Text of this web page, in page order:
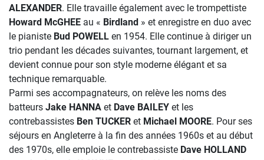
ALEXANDER. Elle travaille également avec le trompettiste
Howard McGHEE au « Birdland » et enregistre en duo avec
le pianiste Bud POWELL en 1954. Elle continue à diriger un
trio pendant les décades suivantes, tournant largement, et
devient connue pour son style moderne élégant et sa
technique remarquable.
Parmi ses accompagnateurs, on relève les noms des
batteurs Jake HANNA et Dave BAILEY et les
contrebassistes Ben TUCKER et Michael MOORE. Pour ses
séjours en Angleterre à la fin des années 1960s et au début
des 1970s, elle emploie le contrebassiste Dave HOLLAND